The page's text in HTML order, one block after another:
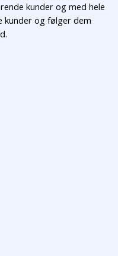
kunder og med hele
kunder og følger dem